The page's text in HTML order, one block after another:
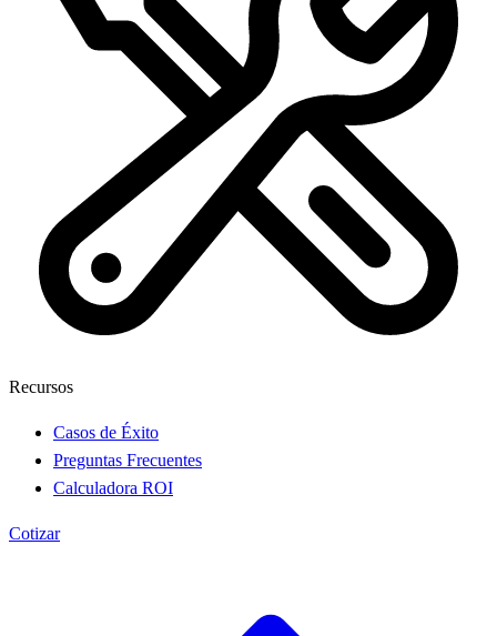
Recursos
Casos de Éxito
Preguntas Frecuentes
Calculadora ROI
Cotizar